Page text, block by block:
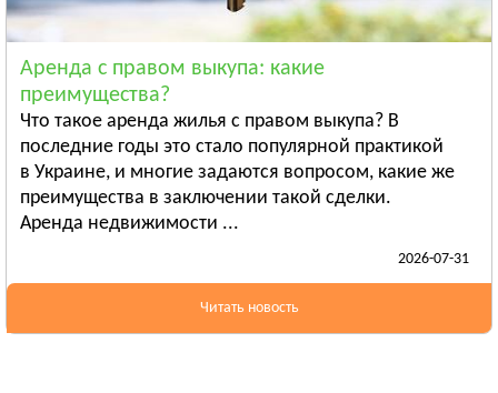
Ананьев
Арциз
Балта
ПОЛТАВСКАЯ ОБЛАСТЬ
Гадяч
Глобино
РОВЕНСКАЯ ОБЛАСТЬ
Березно
Аренда с правом выкупа: какие
преимущества?
Что такое аренда жилья с правом выкупа? В
последние годы это стало популярной практикой
в Украине, и многие задаются вопросом, какие же
преимущества в заключении такой сделки.
Аренда недвижимости ...
2026-07-31
Читать новость